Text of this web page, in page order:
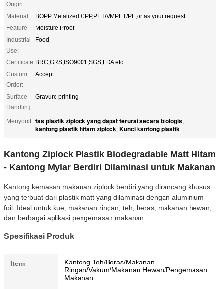
Origin:
Material:
BOPP Metalized CPP,PET/VMPET/PE,or as your request
Feature:
Moisture Proof
Industrial
Use:
Food
Certificate:BRC,GRS,ISO9001,SGS,FDA etc.
Custom
Order:
Accept
Surface
Handling:
Gravure printing
Menyorot: tas plastik ziplock yang dapat terurai secara biologis,
kantong plastik hitam ziplock, Kunci kantong plastik
Kantong Ziplock Plastik Biodegradable Matt Hitam
- Kantong Mylar Berdiri Dilaminasi untuk Makanan
Kantong kemasan makanan ziplock berdiri yang dirancang khusus
yang terbuat dari plastik matt yang dilaminasi dengan aluminium
foil. Ideal untuk kue, makanan ringan, teh, beras, makanan hewan,
dan berbagai aplikasi pengemasan makanan.
Spesifikasi Produk
Item
Kantong Teh/Beras/Makanan
Ringan/Vakum/Makanan Hewan/Pengemasan
Makanan